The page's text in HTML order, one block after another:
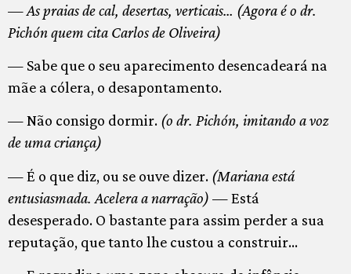
— As praias de cal, desertas, verticais… (Agora é o dr.
Pichón quem cita Carlos de Oliveira)
— Sabe que o seu aparecimento desencadeará na
mãe a cólera, o desapontamento.
— Não consigo dormir. (o dr. Pichón, imitando a voz
de uma criança)
— É o que diz, ou se ouve dizer. (Mariana está
entusiasmada. Acelera a narração) — Está
desesperado. O bastante para assim perder a sua
reputação, que tanto lhe custou a construir…